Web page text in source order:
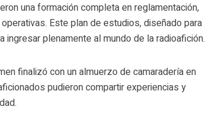
una formación completa en reglamentación,
Este plan de estudios, diseñado para
ingresar plenamente al mundo de la radioafición.
finalizó con un almuerzo de camaradería en
pudieron compartir experiencias y